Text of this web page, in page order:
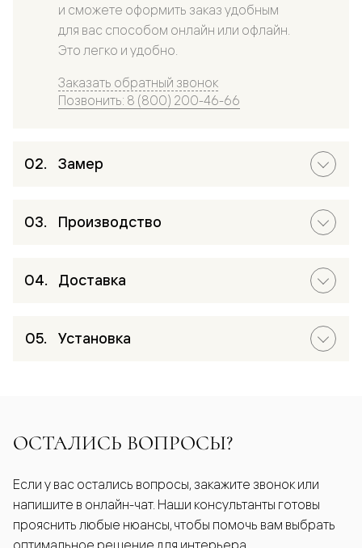
и сможете оформить заказ удобным
для вас способом онлайн или офлайн.
Это легко и удобно.
Заказать обратный звонок
Позвонить: 8 (800) 200-46-66
Замер
Производство
Доставка
Установка
ОСТАЛИСЬ ВОПРОСЫ?
Если у вас остались вопросы, закажите звонок или
напишите в онлайн-чат. Наши консультанты готовы
прояснить любые нюансы, чтобы помочь вам выбрать
оптимальное решение для интерьера.